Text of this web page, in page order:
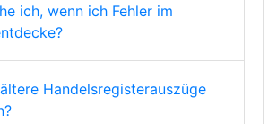
ich, wenn ich Fehler im
Handelsregisterauszüge